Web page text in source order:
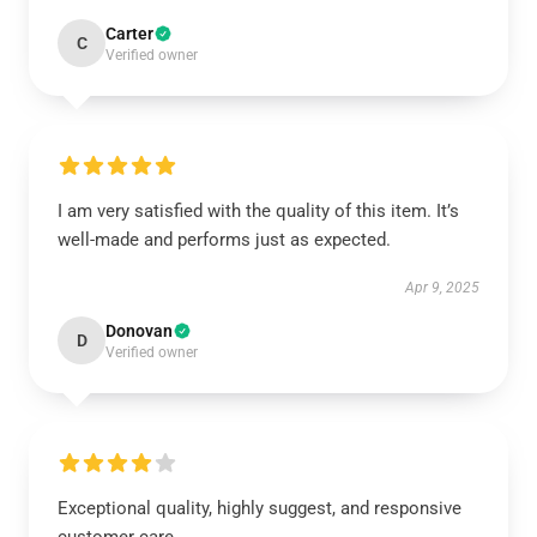
C Carter
Verified owner
I am very satisfied with the quality of this item. It’s
well-made and performs just as expected.
Apr 9, 2025
D Donovan
Verified owner
Exceptional quality, highly suggest, and responsive